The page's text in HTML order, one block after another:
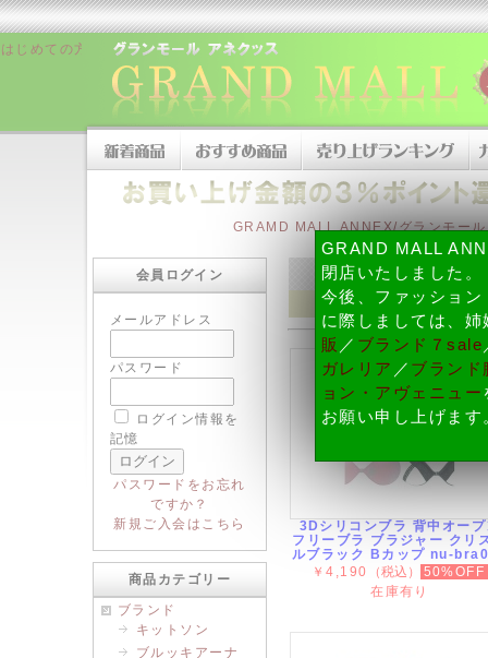
はじめての方へ |販売者について|お支払い方法について
GRAMD MALL ANNEX/グランモー
3Dシリコンブラ 背中オー
フリーブラ ブラジャー クリ
ルブラック Bカップ nu-
￥4,190
（税込）
50%OFF
在庫有り
会員ログイン
メールアドレス
パスワード
ログイン情報を
記憶
パスワードをお忘れ
ですか？
新規ご入会はこちら
商品カテゴリー
ブランド
キットソン
ブルッキアーナ
GRAND MALL
閉店いたしました。
今後、ファッショ
に際しましては、
販 ／ ブランド７sale
ガレリア ／ ブランド
ョン・アヴェニュー
お願い申し上げます